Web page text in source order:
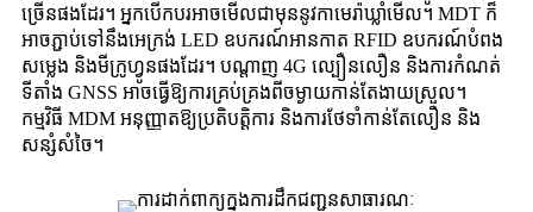
ច្រើនផងដែរ។ អ្នកបើកបរអាចមើលជាមុននូវកាមេរ៉ាឃ្លាំមើល។ MDT ក៏
អាចភ្ជាប់ទៅនឹងអេក្រង់ LED ឧបករណ៍អានកាត RFID ឧបករណ៍បំពង
សម្លេង និងមីក្រូហ្វូនផងដែរ។ បណ្តាញ 4G ល្បឿនលឿន និងការកំណត់
ទីតាំង GNSS អាចធ្វើឱ្យការគ្រប់គ្រងពីចម្ងាយកាន់តែងាយស្រួល។
កម្មវិធី MDM អនុញ្ញាតឱ្យប្រតិបត្តិការ និងការថែទាំកាន់តែលឿន និង
សន្សំសំចៃ។